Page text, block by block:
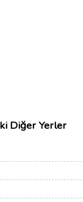
Diğer Yerler